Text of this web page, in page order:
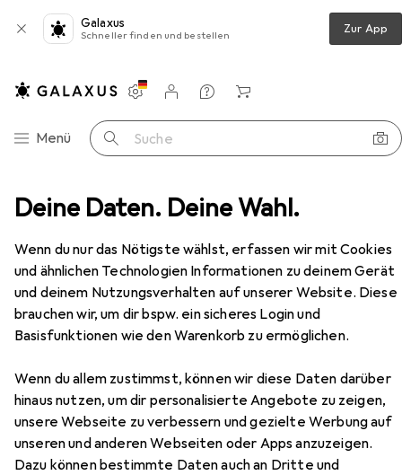
Deine Daten. Deine Wahl.
Wenn du nur das Nötigste wählst, erfassen wir mit Cookies
und ähnlichen Technologien Informationen zu deinem Gerät
und deinem Nutzungsverhalten auf unserer Website. Diese
brauchen wir, um dir bspw. ein sicheres Login und
Basisfunktionen wie den Warenkorb zu ermöglichen.
Wenn du allem zustimmst, können wir diese Daten darüber
hinaus nutzen, um dir personalisierte Angebote zu zeigen,
unsere Webseite zu verbessern und gezielte Werbung auf
unseren und anderen Webseiten oder Apps anzuzeigen.
Dazu können bestimmte Daten auch an Dritte und
Galaxus
Schneller finden und bestellen Zur App
Navigation nach Kategorien
Menü Suche
Einstellungen
Kundenkonto
Vergleichslisten
Merklisten
Warenkorb
Schutzschalter Schneider Electric LSSchalter iC60L
Schneider Electric LSSchalter iC60L